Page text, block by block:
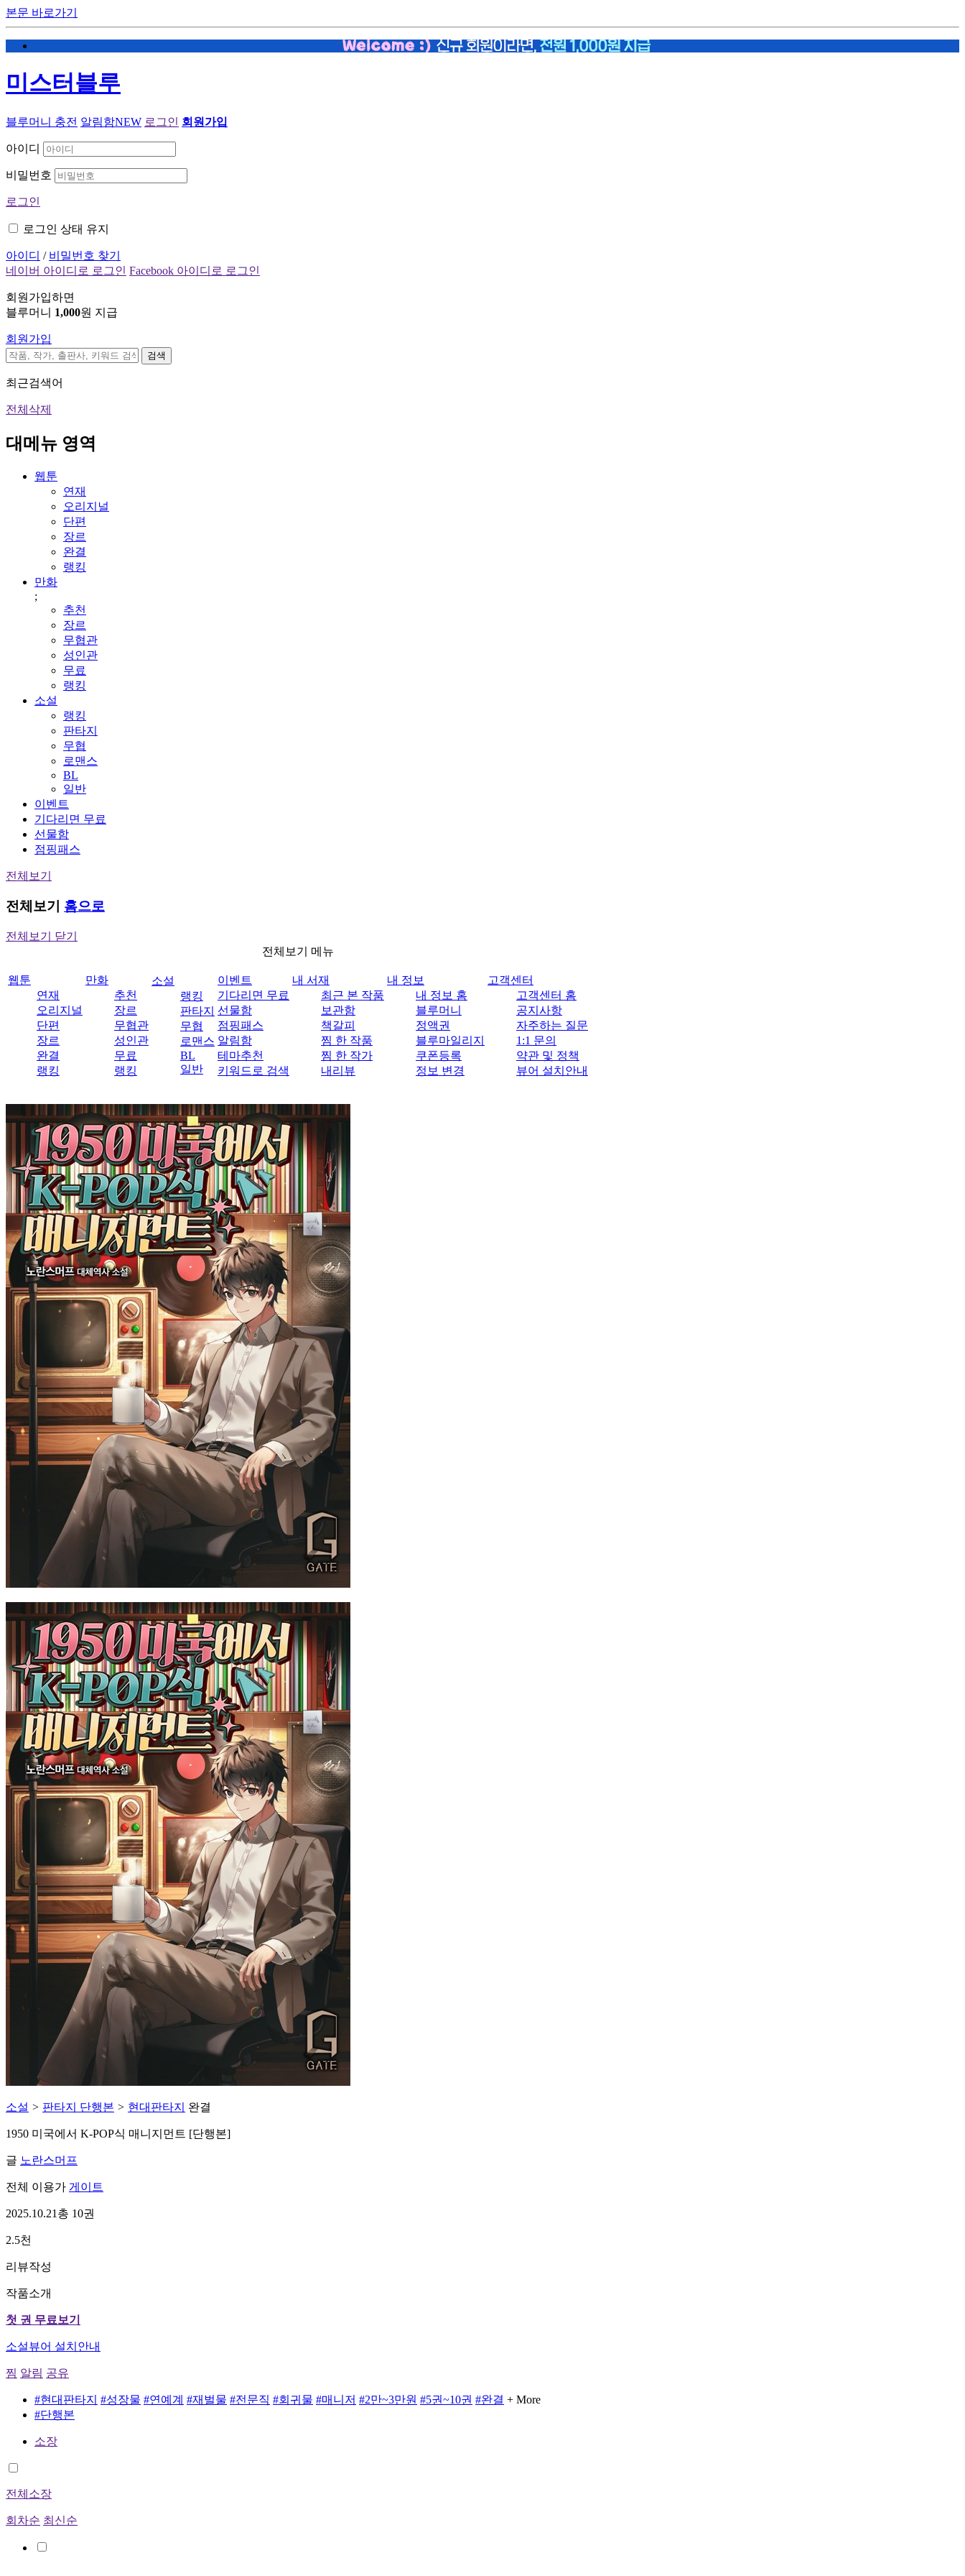
본문 바로가기
미스터블루
블루머니 충전 알림함NEW 로그인 회원가입
아이디
비밀번호
로그인
로그인 상태 유지
아이디 / 비밀번호 찾기
네이버 아이디로 로그인 Facebook 아이디로 로그인
회원가입하면
블루머니 1,000원 지급
회원가입
검색
최근검색어
전체삭제
대메뉴 영역
웹툰
연재
오리지널
단편
장르
완결
랭킹
만화
;
추천
장르
무협관
성인관
무료
랭킹
소설
랭킹
판타지
무협
로맨스
BL
일반
이벤트
기다리면 무료
선물함
점핑패스
전체보기
전체보기 홈으로
전체보기 닫기
전체보기 메뉴
웹툰
연재
오리지널
단편
장르
완결
랭킹
만화
추천
장르
무협관
성인관
무료
랭킹
소설
랭킹
판타지
무협
로맨스
BL
일반
이벤트
기다리면 무료
선물함
점핑패스
알림함
테마추천
키워드로 검색
내 서재
최근 본 작품
보관함
책갈피
찜 한 작품
찜 한 작가
내리뷰
내 정보
내 정보 홈
블루머니
정액권
블루마일리지
쿠폰등록
정보 변경
고객센터
고객센터 홈
공지사항
자주하는 질문
1:1 문의
약관 및 정책
뷰어 설치안내
소설 > 판타지 단행본 > 현대판타지 완결
1950 미국에서 K-POP식 매니지먼트 [단행본]
글 노란스머프
전체 이용가 게이트
2025.10.21 총 10권
2.5천
리뷰작성
작품소개
첫 권 무료보기
소설뷰어 설치안내
찜 알림 공유
#현대판타지 #성장물 #연예계 #재벌물 #전문직 #회귀물 #매니저 #2만~3만원 #5권~10권 #완결 + More
#단행본
소장
전체소장
회차순 최신순